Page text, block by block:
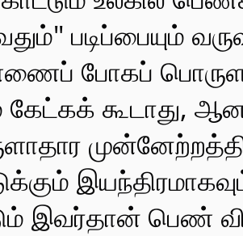
படிப்பையும்
போகப்
கூடாது,
இவர்தான் பெண்